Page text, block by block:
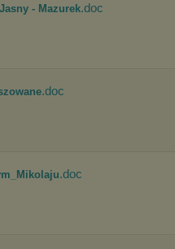
- Mazurek.doc
.doc
.doc